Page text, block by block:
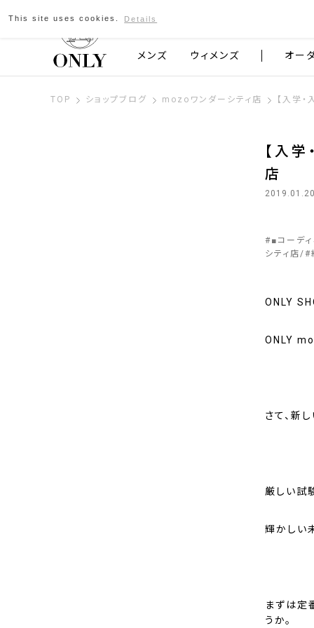
京都発のスーツブランド ONLY
メンズ ウィメンズ オー
TOP ショップブログ mozoワンダーシティ店 【入学
【入
店
#■コーデ
シティ店
#
ONLY
ONLY
さて、新
厳しい試
輝かしい
まずは定
うか。
This site uses cookies. Details